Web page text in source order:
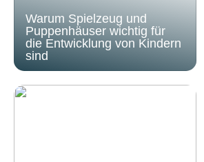
Warum Spielzeug und
Puppenhäuser wichtig für
die Entwicklung von Kindern
sind